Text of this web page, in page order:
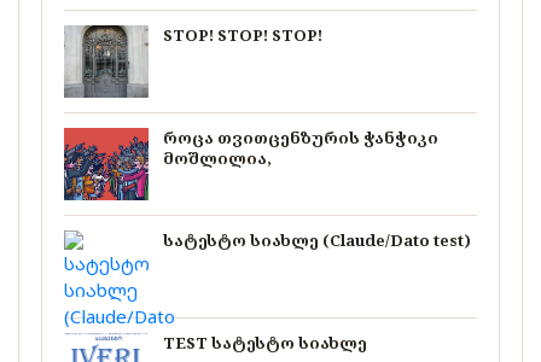
STOP! STOP! STOP!
როცა თვითცენზურის ჭანჭიკი
მოშლილია,
სატესტო სიახლე (Claude/Dato test)
TEST სატესტო სიახლე